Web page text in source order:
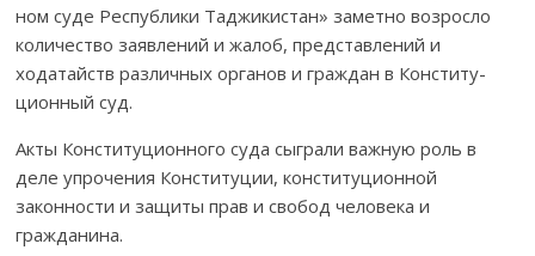
ном суде Республики Тад­жи­кистан» заметно возросло
коли­чес­тво заявлений и жалоб, пред­ставлений и
ходатайств раз­личных органов и граждан в Консти­ту­
ционный суд.
Акты Конституционного суда сыграли важную роль в
деле упрочения Конституции, конституционной
законности и защиты прав и свобод человека и
гражданина.